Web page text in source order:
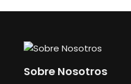
Sobre Nosotros